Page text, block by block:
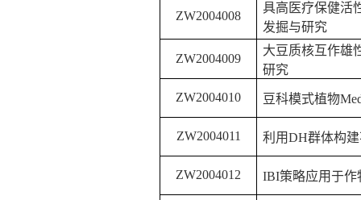
ZW2004008
具高医疗保健活
发掘与研究
ZW2004009
大豆质核互作雄
研究
ZW2004010
豆科模式植物
ZW2004011 利用DH群体构
ZW2004012 IBI策略应用于